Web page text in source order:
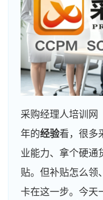
采购经理人培训网
年的经验看，很多
业能力、拿个硬通
贴。但补贴怎么领
卡在这一步。今天